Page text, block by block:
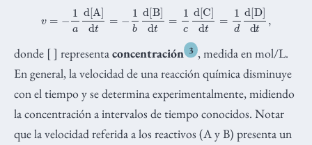
1 d[A]d bd [B]dt d[ C]dt= [D ]dt,
donde [ ] representaconcentración 3 , medida en mol/L.
En general, la velocidad de una reacción química disminuye
con el tiempo y se determina experimentalmente, midiendo
la concentración a intervalos de tiempo conocidos. Notar
que la velocidad referida a los reactivos (A y B) presenta un